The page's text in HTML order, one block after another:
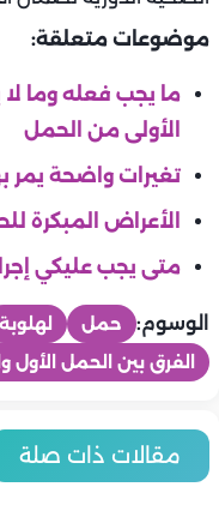
موضوعات متعلقة:
ما يجب فعله وما لا
الأولى من الحمل
تغيرات واضحة يمر
الأعراض المبكرة
متى يجب عليكي
الوسوم: حمل لهلوبة
الفرق بين الحمل الأول
مقالات ذات صلة
ماما
أفكار لروتين نوم صحي
ماما
ماما
ماما